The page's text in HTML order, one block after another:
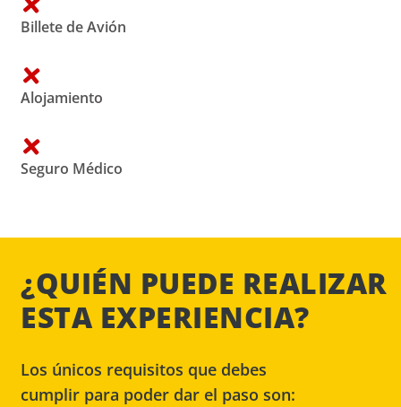
Billete de Avión
Alojamiento
Seguro Médico
¿QUIÉN PUEDE REALIZAR
ESTA EXPERIENCIA?
Los únicos requisitos que debes
cumplir para poder dar el paso son: